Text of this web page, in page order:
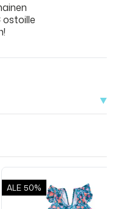
ALE 50%